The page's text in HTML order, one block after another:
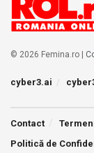
© 2026 Femina.ro |
cyber3.ai
Contact
Politică de